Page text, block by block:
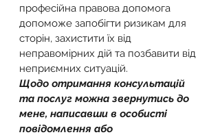
професійна правова допомога
допоможе запобігти ризикам для
сторін, захистити їх від
неправомірних дій та позбавити від
неприємних ситуацій.
Щодо отримання консультацій
та послуг можна звернутись до
мене, написавши в особисті
повідомлення або